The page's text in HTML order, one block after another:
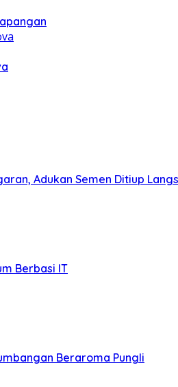
Adukan Semen Ditiup
Berbasi IT
Beraroma Pungli